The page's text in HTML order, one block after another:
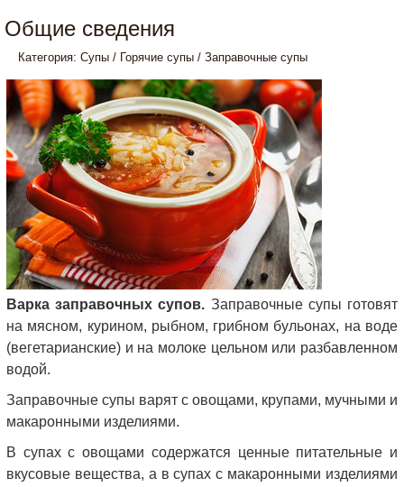
Общие сведения
Категория: Супы / Горячие супы / Заправочные супы
Варка заправочных супов. Заправочные супы готовят
на мясном, курином, рыбном, грибном бульонах, на воде
(вегетарианские) и на молоке цельном или разбавленном
водой.
Заправочные супы варят с овощами, крупами, мучными и
макаронными изделиями.
В супах с овощами содержатся ценные питательные и
вкусовые вещества, а в супах с макаронными изделиями